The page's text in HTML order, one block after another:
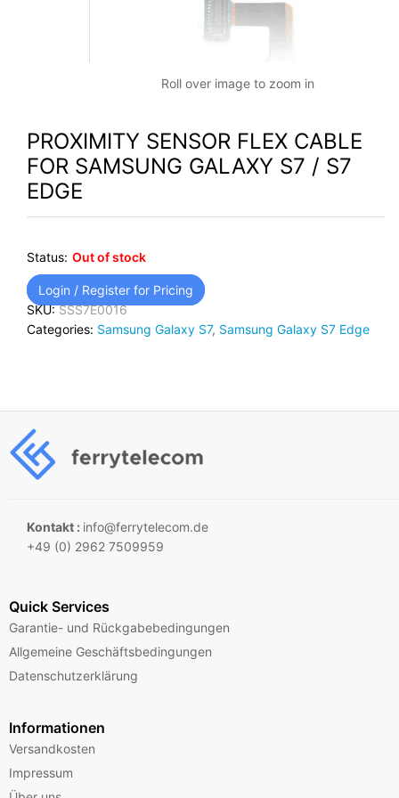
Roll over image to zoom in
PROXIMITY SENSOR FLEX CABLE
FOR SAMSUNG GALAXY S7 / S7
EDGE
Status: Out of stock
Login / Register for Pricing
SKU:SSS7E0016
Categories: Samsung Galaxy S7, Samsung Galaxy S7 Edge
Kontakt : info@ferrytelecom.de
+49 (0) 2962 7509959
Quick Services
Garantie- und Rückgabebedingungen
Allgemeine Geschäftsbedingungen
Datenschutzerklärung
Informationen
Versandkosten
Impressum